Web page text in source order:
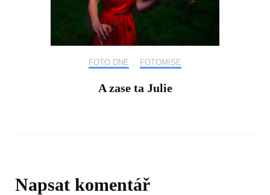
FOTO DNE FOTOMISE
A zase ta Julie
Napsat komentář